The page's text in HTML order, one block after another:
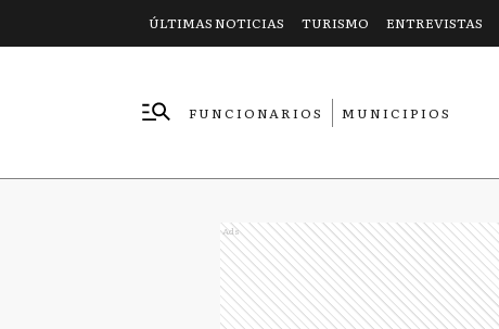
ÚLTIMAS NOTICIAS TURISMO ENTREVISTAS
FUNCIONARIOS
MUNICIPIOS
Ads